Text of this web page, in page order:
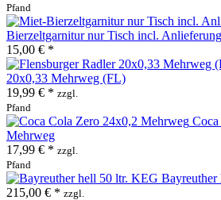
Pfand
Bierzeltgarnitur nur Tisch incl. Anlieferung
15,00 € *
20x0,33 Mehrweg (FL)
19,99 € * zzgl.
Pfand
Mehrweg
17,99 € * zzgl.
Pfand
215,00 € * zzgl.